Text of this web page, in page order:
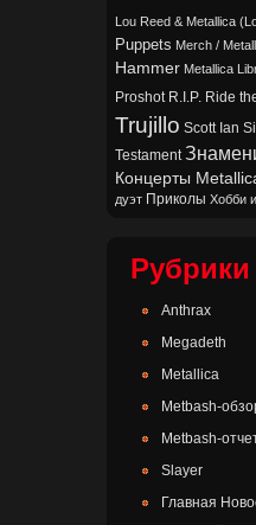
Lou Reed & Metallica
Puppets Merch /
Hammer Metallica
Proshot R.I.P. Ride
Trujillo Scott Ian
Testament
Концерты
дуэт Приколы Хобби
Рубрики
Anthrax
Megadeth
Metallica
Metbash-
Metbash-
Slayer
Главная